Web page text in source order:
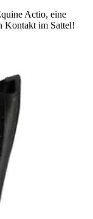
Actio, eine
Kontakt im Sattel!